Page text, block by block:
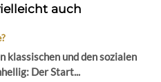
auch
klassischen und den sozialen
Der Start...